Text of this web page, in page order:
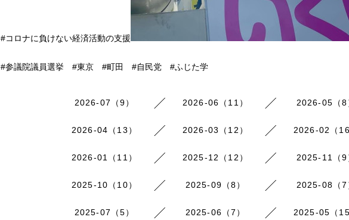
#コロナに負けない経済活動の支援
#参議院議員選挙 #東京 #町田 #自民党 #ふじた学
2026-07（9） 2026-06（11） 2026-05（8
2026-04（13） 2026-03（12） 2026-02（
2026-01（11） 2025-12（12） 2025-11（9
2025-10（10） 2025-09（8） 2025-08（7
2025-07（5） 2025-06（7） 2025-05（